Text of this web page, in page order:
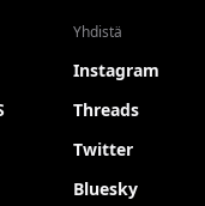
Yhdistä
Instagram
Threads
Twitter
Bluesky